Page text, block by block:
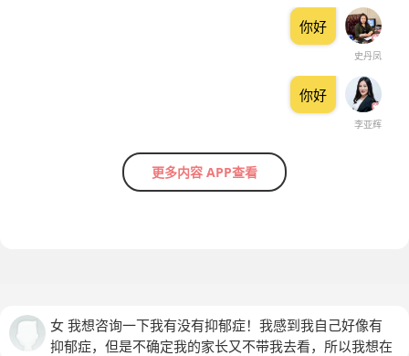
史丹凤
你好
李亚辉
你好
更多内容 APP查看
女 我想咨询一下我有没有抑郁症！我感到我自己好像有
抑郁症，但是不确定我的家长又不带我去看，所以我想在